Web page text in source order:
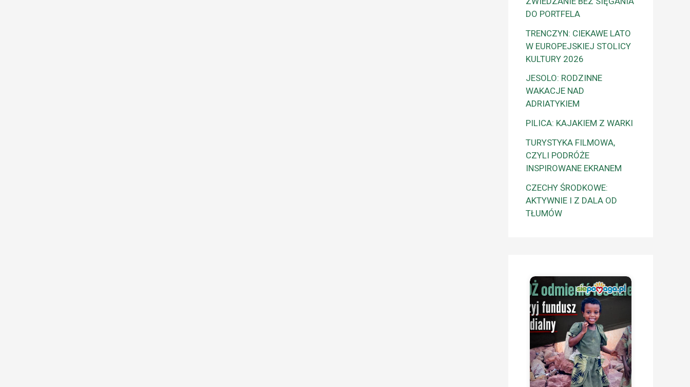
DO PORTFELA
TRENCZYN: CIEKAWE LATO
W EUROPEJSKIEJ STOLICY
KULTURY 2026
JESOLO: RODZINNE
WAKACJE NAD
ADRIATYKIEM
PILICA: KAJAKIEM Z WARKI
TURYSTYKA FILMOWA,
CZYLI PODRÓŻE
INSPIROWANE EKRANEM
CZECHY ŚRODKOWE:
AKTYWNIE I Z DALA OD
TŁUMÓW